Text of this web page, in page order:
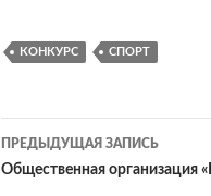
КОНКУРС СПОРТ
Навигация
ПРЕДЫДУЩАЯ ЗАПИСЬ
Общественная организация